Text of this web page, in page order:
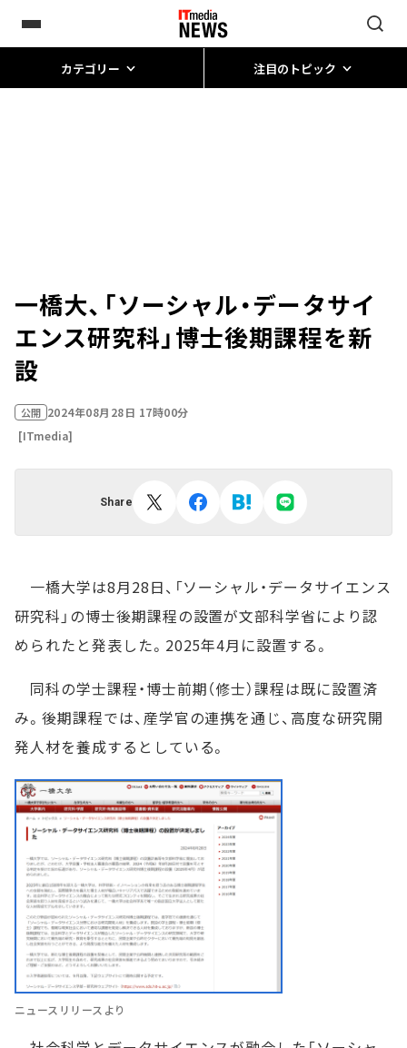
カテゴリー 注目のトピック
一橋大、「ソーシャル・データサイ
エンス研究科」博士後期課程を新
設
公開 2024年08月28日 17時00分
[ITmedia]
Share
一橋大学は8月28日、「ソーシャル・データサイエンス
研究科」の博士後期課程の設置が文部科学省により認
められたと発表した。2025年4月に設置する。
同科の学士課程・博士前期（修士）課程は既に設置済
み。後期課程では、産学官の連携を通じ、高度な研究開
発人材を養成するとしている。
ニュースリリースより